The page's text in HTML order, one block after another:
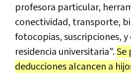
profesora particular,
conectividad, transporte,
fotocopias, suscripciones, y
residencia universitaria".Se
deducciones alcancen a